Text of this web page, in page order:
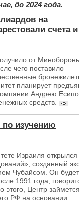
до 2024 года.
на
счета и
от
чего поставило
планирует
Андрею
средств.
по изучению
Израиля открылся
созданный
Чубайсом. Он будет
1991 года,
этого, Центр займется
РФ на основании